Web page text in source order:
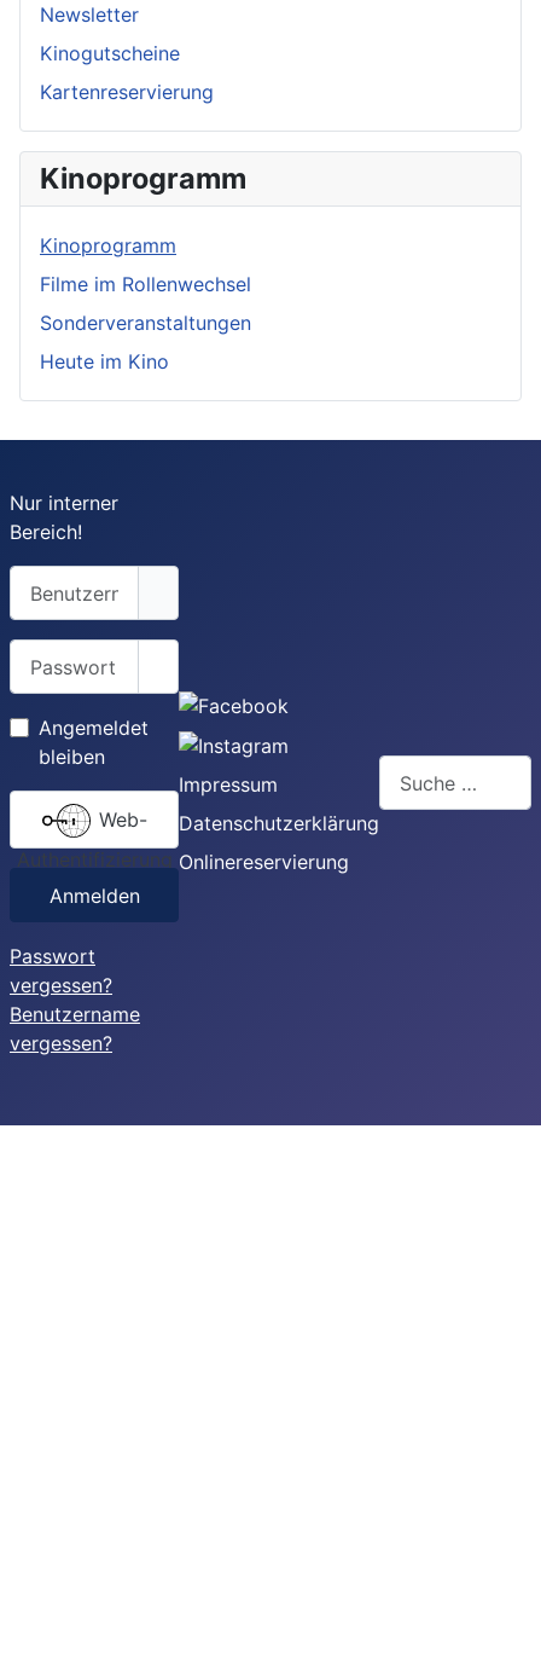
Newsletter
Kinogutscheine
Kartenreservierung
Kinoprogramm
Kinoprogramm
Filme im Rollenwechsel
Sonderveranstaltungen
Heute im Kino
Nur interner
Bereich!
Benutzername
Angemeldet
bleiben
Authentifizierung
Anmelden
Passwort
vergessen?
Benutzername
vergessen?
Impressum
Datenschutzerklärung
Onlinereservierung